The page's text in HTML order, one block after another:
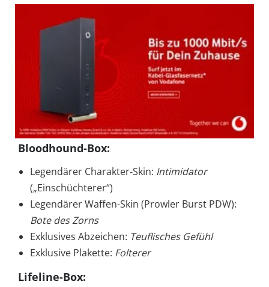
Bloodhound-Box:
Legendärer Charakter-Skin: Intimidator
(„Einschüchterer“)
Legendärer Waffen-Skin (Prowler Burst PDW):
Bote des Zorns
Exklusives Abzeichen: Teuflisches Gefühl
Exklusive Plakette: Folterer
Lifeline-Box: